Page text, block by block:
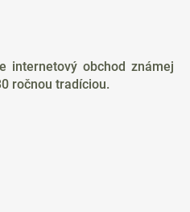
internetový obchod známej
ročnou tradíciou.